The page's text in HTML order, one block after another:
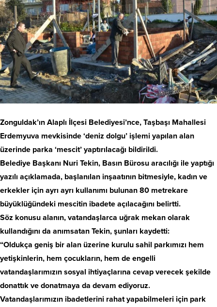
Zonguldak’ın Alaplı İlçesi Belediyesi’nce, Taşbaşı Mahallesi
Erdemyuva mevkisinde ‘deniz dolgu’ işlemi yapılan alan
üzerinde parka ‘mescit’ yaptırılacağı bildirildi.
Belediye Başkanı Nuri Tekin, Basın Bürosu aracılığı ile yaptığı
yazılı açıklamada, başlanılan inşaatının bitmesiyle, kadın ve
erkekler için ayrı ayrı kullanımı bulunan 80 metrekare
büyüklüğündeki mescitin ibadete açılacağını belirtti.
Söz konusu alanın, vatandaşlarca uğrak mekan olarak
kullandığını da anımsatan Tekin, şunları kaydetti:
“Oldukça geniş bir alan üzerine kurulu sahil parkımızı hem
yetişkinlerin, hem çocukların, hem de engelli
vatandaşlarımızın sosyal ihtiyaçlarına cevap verecek şekilde
donattık ve donatmaya da devam ediyoruz.
Vatandaşlarımızın ibadetlerini rahat yapabilmeleri için park